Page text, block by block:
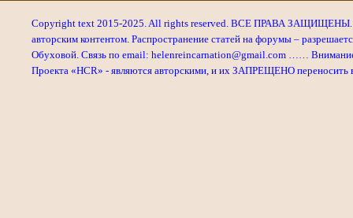
Copyright text 2015-2025. All rights reserved. ВСЕ ПРАВА ЗАЩИЩЕНЫ.
авторским контентом. Распространение статей на форумы –
Обуховой. Связь по email: helenreincarnation@gmail.com ……
Проекта «HCR» - являются авторскими, и их ЗАПРЕЩЕНО переносить в